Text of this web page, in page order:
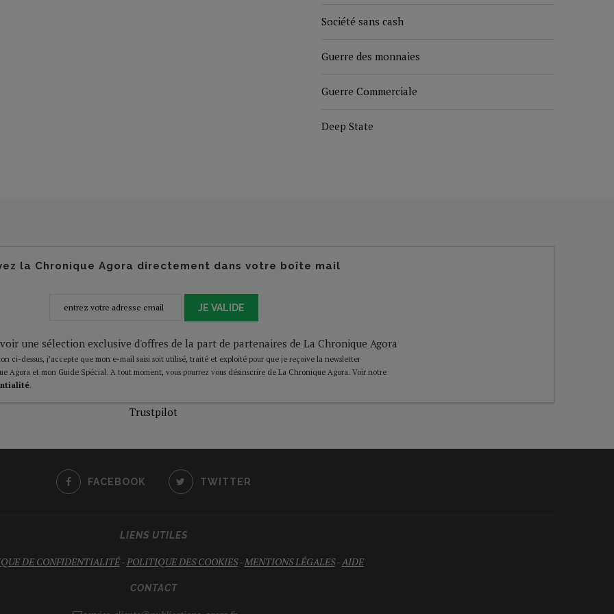
Société sans cash
Guerre des monnaies
Guerre Commerciale
Deep State
la Chronique Agora directement dans votre boîte mail
JE VALIDE
une sélection exclusive d'offres de la part de partenaires de La Chronique Agora
ci-dessus, j’accepte que mon e-mail saisi soit utilisé, traité et exploité pour que je reçoive la newsletter
Agora et mon Guide Spécial. A tout moment, vous pourrez vous désinscrire de La Chronique Agora. Voir notre
.
Trustpilot
FACEBOOK TWITTER
LIENS UTILES
DE CONFIDENTIALITÉ-POLITIQUE DES COOKIES-MENTIONS LÉGALES-AIDE
CONTACT